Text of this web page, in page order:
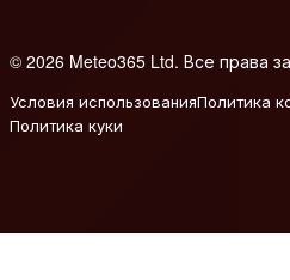
© 2026 Meteo365 Ltd. Все права
Условия использованияПолитика
Политика куки